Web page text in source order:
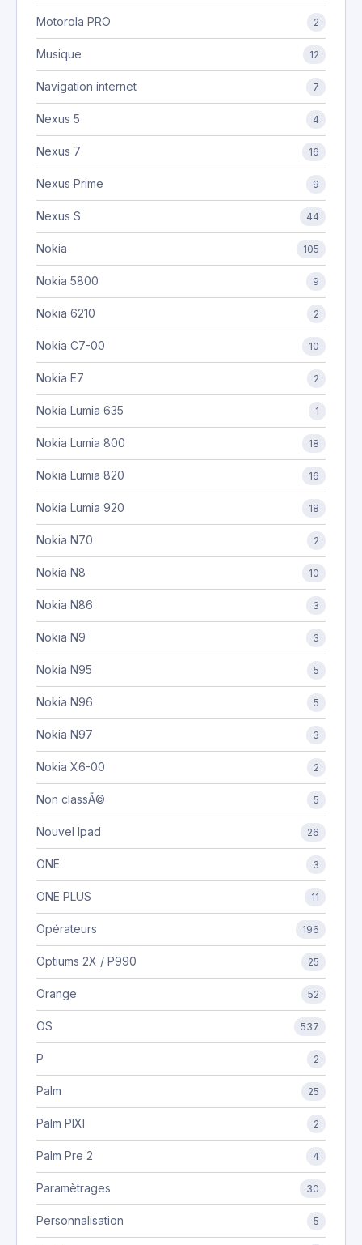
Motorola PRO 2
Musique 12
Navigation internet 7
Nexus 5 4
Nexus 7 16
Nexus Prime 9
Nexus S 44
Nokia 105
Nokia 5800 9
Nokia 6210 2
Nokia C7-00 10
Nokia E7 2
Nokia Lumia 635 1
Nokia Lumia 800 18
Nokia Lumia 820 16
Nokia Lumia 920 18
Nokia N70 2
Nokia N8 10
Nokia N86 3
Nokia N9 3
Nokia N95 5
Nokia N96 5
Nokia N97 3
Nokia X6-00 2
Non classÃ© 5
Nouvel Ipad 26
ONE 3
ONE PLUS 11
Opérateurs 196
Optiums 2X / P990 25
Orange 52
OS 537
P 2
Palm 25
Palm PIXI 2
Palm Pre 2 4
Paramètrages 30
Personnalisation 5